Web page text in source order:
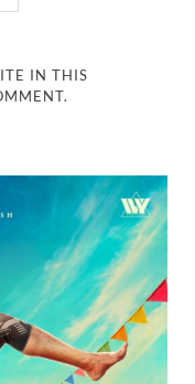
IN THIS